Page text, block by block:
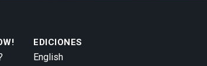
EDICIONES
English